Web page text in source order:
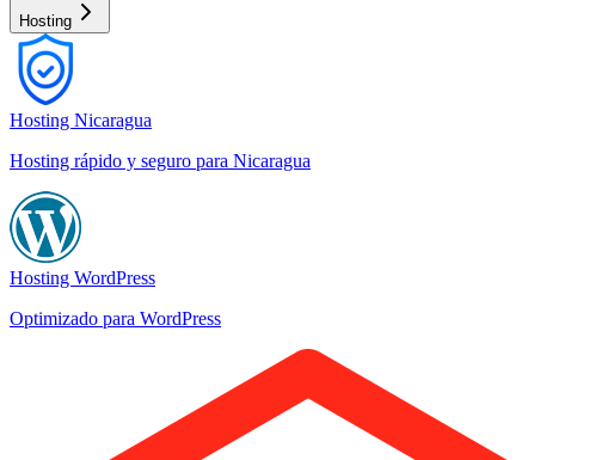
Hosting
Hosting Nicaragua
Hosting rápido y seguro para Nicaragua
Hosting WordPress
Optimizado para WordPress